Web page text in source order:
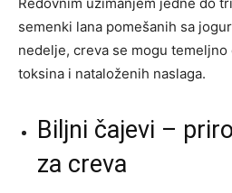
semenki lana pomešanih sa
nedelje, creva se mogu
toksina i nataloženih naslaga.
Biljni čajevi –
za creva